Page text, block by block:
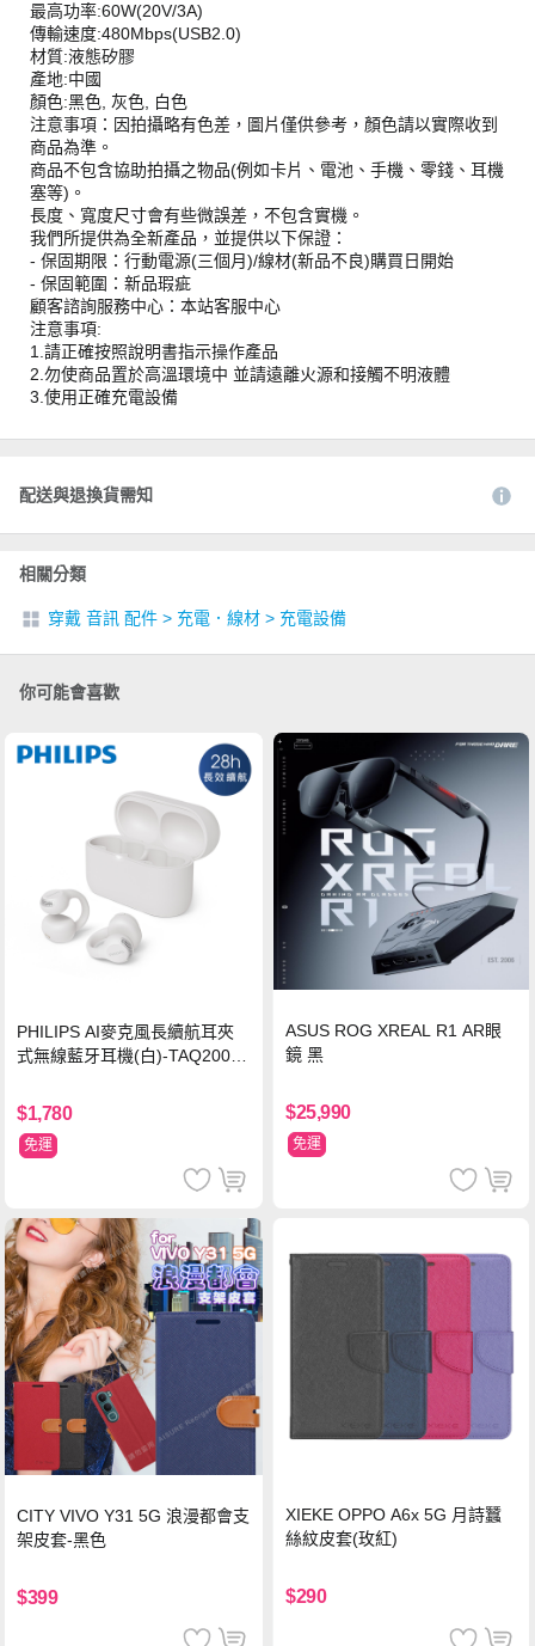
最高功率:60W(20V/3A)
傳輸速度:480Mbps(USB2.0)
材質:液態矽膠
產地:中國
顏色:黑色, 灰色, 白色
注意事項：因拍攝略有色差，圖片僅供參考，顏色請以實際收到
商品為準。
商品不包含協助拍攝之物品(例如卡片、電池、手機、零錢、耳機
塞等)。
長度、寬度尺寸會有些微誤差，不包含實機。
我們所提供為全新產品，並提供以下保證：
- 保固期限：行動電源(三個月)/線材(新品不良)購買日開始
- 保固範圍：新品瑕疵
顧客諮詢服務中心：本站客服中心
注意事項:
1.請正確按照說明書指示操作產品
2.勿使商品置於高溫環境中 並請遠離火源和接觸不明液體
3.使用正確充電設備
配送與退換貨需知
相關分類
穿戴 音訊 配件 > 充電．線材 > 充電設備
你可能會喜歡
PHILIPS AI麥克風長續航耳夾
式無線藍牙耳機(白)-TAQ2000
$1,780
免運
ASUS ROG XREAL R1 AR眼
鏡 黑
$25,990
免運
CITY VIVO Y31 5G 浪漫都會支
架皮套-黑色
$399
XIEKE OPPO A6x 5G 月詩蠶
絲紋皮套(玫紅)
$290